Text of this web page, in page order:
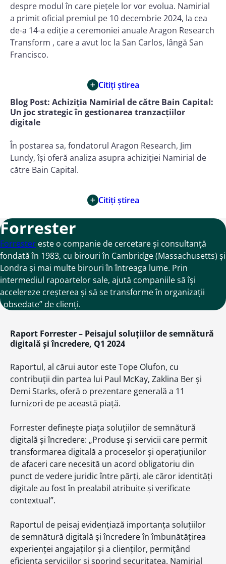
despre modul în care piețele lor vor evolua. Namirial
a primit oficial premiul pe 10 decembrie 2024, la cea
de-a 14-a ediție a ceremoniei anuale Aragon Research
Transform , care a avut loc la San Carlos, lângă San
Francisco.
Citiți știrea
Blog Post: Achiziția Namirial de către Bain Capital:
Un joc strategic în gestionarea tranzacțiilor
digitale
În postarea sa, fondatorul Aragon Research, Jim
Lundy, își oferă analiza asupra achiziției Namirial de
către Bain Capital.
Citiți știrea
Forrester
Forrester este o companie de cercetare și consultanță
fondată în 1983, cu birouri în Cambridge (Massachusetts) și
Londra și mai multe birouri în întreaga lume. Prin
intermediul rapoartelor sale, ajută companiile să își
accelereze creșterea și să se transforme în organizații
„obsedate” de clienți.
Raport Forrester – Peisajul soluțiilor de semnătură
digitală și încredere, Q1 2024
Raportul, al cărui autor este Tope Olufon, cu
contribuții din partea lui Paul McKay, Zaklina Ber și
Demi Starks, oferă o prezentare generală a 11
furnizori de pe această piață.
Forrester definește piața soluțiilor de semnătură
digitală și încredere: „Produse și servicii care permit
transformarea digitală a proceselor și operațiunilor
de afaceri care necesită un acord obligatoriu din
punct de vedere juridic între părți, ale căror identități
digitale au fost în prealabil atribuite și verificate
contextual”.
Raportul de peisaj evidențiază importanța soluțiilor
de semnătură digitală și încredere în îmbunătățirea
experienței angajaților și a clienților, permițând
eficiența serviciilor și sporind securitatea. Namirial